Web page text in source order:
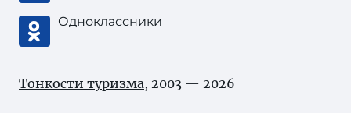
Одноклассники
Тонкости туризма, 2003 — 2026